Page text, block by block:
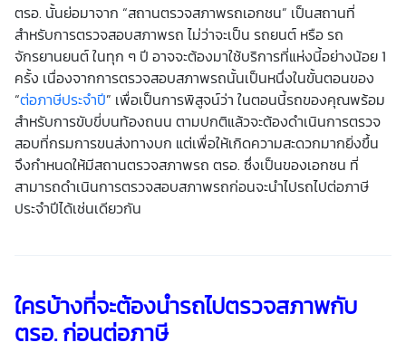
ตรอ. นั้นย่อมาจาก “สถานตรวจสภาพรถเอกชน” เป็นสถานที่
สำหรับการตรวจสอบสภาพรถ ไม่ว่าจะเป็น รถยนต์ หรือ รถ
จักรยานยนต์ ในทุก ๆ ปี อาจจะต้องมาใช้บริการที่แห่งนี้อย่างน้อย 1
ครั้ง เนื่องจากการตรวจสอบสภาพรถนั้นเป็นหนึ่งในขั้นตอนของ
“ต่อภาษีประจำปี” เพื่อเป็นการพิสูจน์ว่า ในตอนนี้รถของคุณพร้อม
สำหรับการขับขี่บนท้องถนน ตามปกติแล้วจะต้องดำเนินการตรวจ
สอบที่กรมการขนส่งทางบก แต่เพื่อให้เกิดความสะดวกมากยิ่งขึ้น
จึงกำหนดให้มีสถานตรวจสภาพรถ ตรอ. ซึ่งเป็นของเอกชน ที่
สามารถดำเนินการตรวจสอบสภาพรถก่อนจะนำไปรถไปต่อภาษี
ประจำปีได้เช่นเดียวกัน
ใครบ้างที่จะต้องนำรถไปตรวจสภาพกับ
ตรอ.ก่อนต่อภาษี